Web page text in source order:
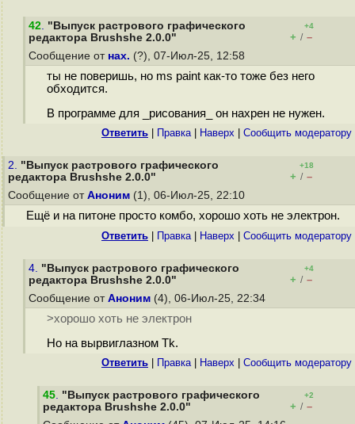
42. "Выпуск растрового графического
редактора Brushshe 2.0.0"
+4
+ / –
Сообщение от нах. (?), 07-Июл-25, 12:58
ты не поверишь, но ms paint как-то тоже без него
обходится.
В программе для _рисования_ он нахрен не нужен.
Ответить Правка| Наверх Cообщить модератору
2. "Выпуск растрового графического
редактора Brushshe 2.0.0"
+18
+ / –
Сообщение от Аноним (1), 06-Июл-25, 22:10
Ещё и на питоне просто комбо, хорошо хоть не электрон.
Ответить Правка| Наверх Cообщить модератору
4. "Выпуск растрового графического
редактора Brushshe 2.0.0"
+4
+ / –
Сообщение от Аноним (4), 06-Июл-25, 22:34
>хорошо хоть не электрон
Но на вырвиглазном Tk.
Ответить Правка| Наверх Cообщить модератору
45. "Выпуск растрового графического
редактора Brushshe 2.0.0"
+2
+ / –